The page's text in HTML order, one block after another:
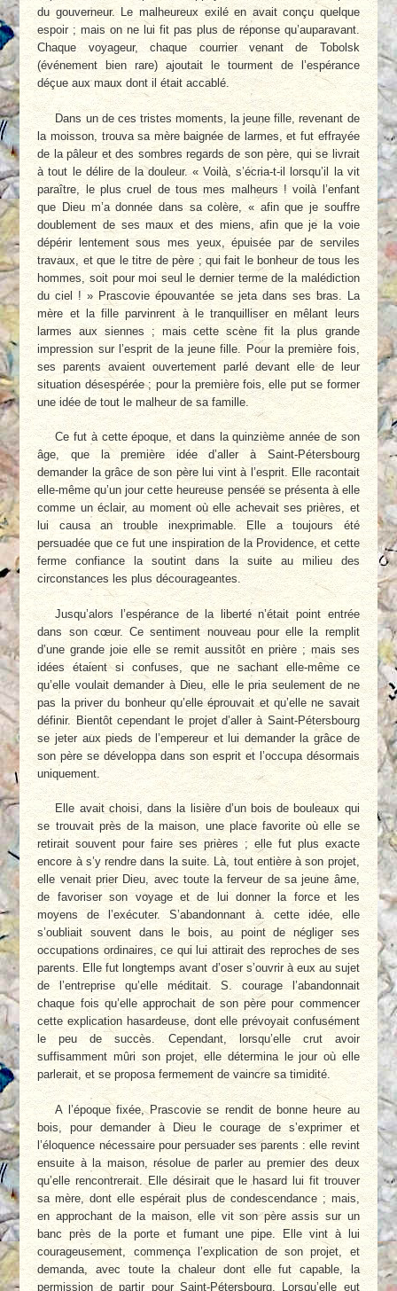
du gouverneur. Le malheureux exilé en avait conçu quelque
espoir ; mais on ne lui fit pas plus de réponse qu’auparavant.
Chaque voyageur, chaque courrier venant de Tobolsk
(événement bien rare) ajoutait le tourment de l’espérance
déçue aux maux dont il était accablé.
Dans un de ces tristes moments, la jeune fille, revenant de
la moisson, trouva sa mère baignée de larmes, et fut effrayée
de la pâleur et des sombres regards de son père, qui se livrait
à tout le délire de la douleur. « Voilà, s’écria-t-il lorsqu’il la vit
paraître, le plus cruel de tous mes malheurs ! voilà l’enfant
que Dieu m’a donnée dans sa colère, « afin que je souffre
doublement de ses maux et des miens, afin que je la voie
dépérir lentement sous mes yeux, épuisée par de serviles
travaux, et que le titre de père ; qui fait le bonheur de tous les
hommes, soit pour moi seul le dernier terme de la malédiction
du ciel ! » Prascovie épouvantée se jeta dans ses bras. La
mère et la fille parvinrent à le tranquilliser en mêlant leurs
larmes aux siennes ; mais cette scène fit la plus grande
impression sur l’esprit de la jeune fille. Pour la première fois,
ses parents avaient ouvertement parlé devant elle de leur
situation désespérée ; pour la première fois, elle put se former
une idée de tout le malheur de sa famille.
Ce fut à cette époque, et dans la quinzième année de son
âge, que la première idée d’aller à Saint-Pétersbourg
demander la grâce de son père lui vint à l’esprit. Elle racontait
elle-même qu’un jour cette heureuse pensée se présenta à elle
comme un éclair, au moment où elle achevait ses prières, et
lui causa an trouble inexprimable. Elle a toujours été
persuadée que ce fut une inspiration de la Providence, et cette
ferme confiance la soutint dans la suite au milieu des
circonstances les plus décourageantes.
Jusqu’alors l’espérance de la liberté n’était point entrée
dans son cœur. Ce sentiment nouveau pour elle la remplit
d’une grande joie elle se remit aussitôt en prière ; mais ses
idées étaient si confuses, que ne sachant elle-même ce
qu’elle voulait demander à Dieu, elle le pria seulement de ne
pas la priver du bonheur qu’elle éprouvait et qu’elle ne savait
définir. Bientôt cependant le projet d’aller à Saint-Pétersbourg
se jeter aux pieds de l’empereur et lui demander la grâce de
son père se développa dans son esprit et l’occupa désormais
uniquement.
Elle avait choisi, dans la lisière d’un bois de bouleaux qui
se trouvait près de la maison, une place favorite où elle se
retirait souvent pour faire ses prières ; elle fut plus exacte
encore à s’y rendre dans la suite. Là, tout entière à son projet,
elle venait prier Dieu, avec toute la ferveur de sa jeune âme,
de favoriser son voyage et de lui donner la force et les
moyens de l’exécuter. S’abandonnant à. cette idée, elle
s’oubliait souvent dans le bois, au point de négliger ses
occupations ordinaires, ce qui lui attirait des reproches de ses
parents. Elle fut longtemps avant d’oser s’ouvrir à eux au sujet
de l’entreprise qu’elle méditait. S. courage l’abandonnait
chaque fois qu’elle approchait de son père pour commencer
cette explication hasardeuse, dont elle prévoyait confusément
le peu de succès. Cependant, lorsqu’elle crut avoir
suffisamment mûri son projet, elle détermina le jour où elle
parlerait, et se proposa fermement de vaincre sa timidité.
A l’époque fixée, Prascovie se rendit de bonne heure au
bois, pour demander à Dieu le courage de s’exprimer et
l’éloquence nécessaire pour persuader ses parents : elle revint
ensuite à la maison, résolue de parler au premier des deux
qu’elle rencontrerait. Elle désirait que le hasard lui fit trouver
sa mère, dont elle espérait plus de condescendance ; mais,
en approchant de la maison, elle vit son père assis sur un
banc près de la porte et fumant une pipe. Elle vint à lui
courageusement, commença l’explication de son projet, et
demanda, avec toute la chaleur dont elle fut capable, la
permission de partir pour Saint-Pétersbourg. Lorsqu’elle eut